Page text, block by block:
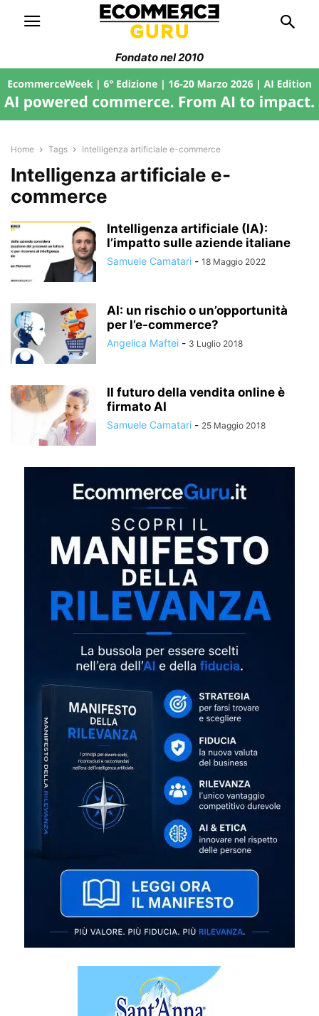
Fondato nel 2010
Home Tags Intelligenza artificiale e-commerce
Intelligenza artificiale e-
commerce
Intelligenza artificiale (IA):
l’impatto sulle aziende italiane
Samuele Camatari - 18 Maggio 2022
AI: un rischio o un’opportunità
per l’e-commerce?
Angelica Maftei - 3 Luglio 2018
Il futuro della vendita online è
firmato AI
Samuele Camatari - 25 Maggio 2018